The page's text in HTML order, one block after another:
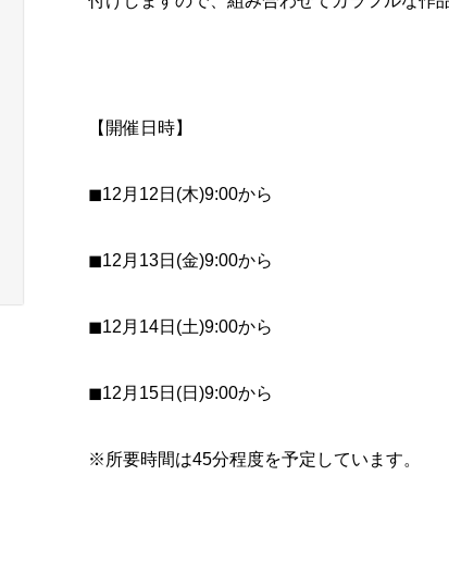
【開催日時】
◼︎12月12日(木)9:00から
◼︎12月13日(金)9:00から
◼︎12月14日(土)9:00から
◼︎12月15日(日)9:00から
※所要時間は45分程度を予定しています。